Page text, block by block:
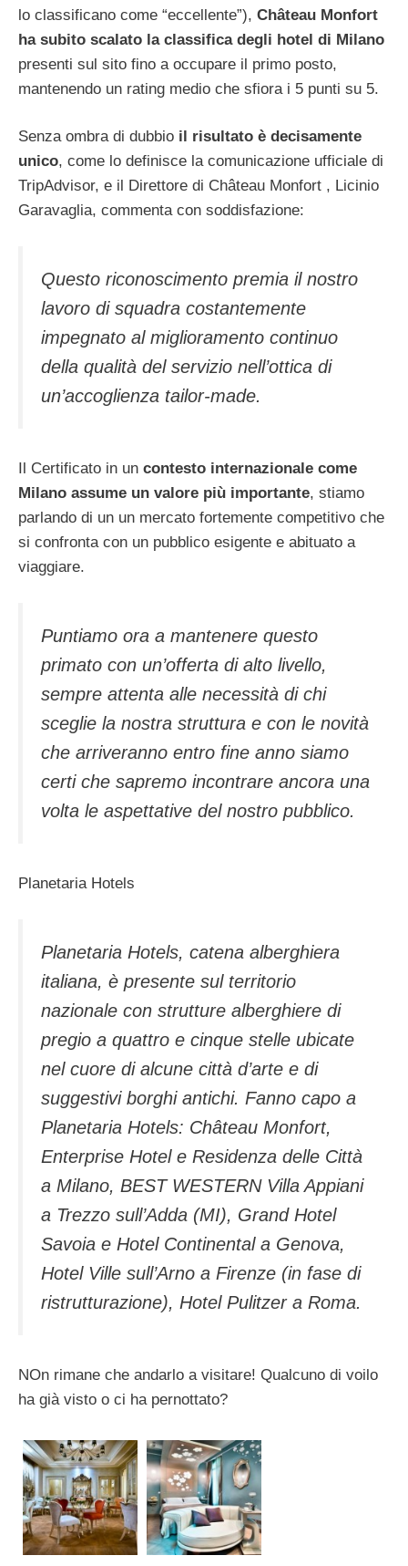
lo classificano come “eccellente”), Château Monfort
ha subito scalato la classifica degli hotel di Milano
presenti sul sito fino a occupare il primo posto,
mantenendo un rating medio che sfiora i 5 punti su 5.
Senza ombra di dubbio il risultato è decisamente
unico, come lo definisce la comunicazione ufficiale di
TripAdvisor, e il Direttore di Château Monfort , Licinio
Garavaglia, commenta con soddisfazione:
Questo riconoscimento premia il nostro
lavoro di squadra costantemente
impegnato al miglioramento continuo
della qualità del servizio nell’ottica di
un’accoglienza tailor-made.
Il Certificato in un contesto internazionale come
Milano assume un valore più importante, stiamo
parlando di un un mercato fortemente competitivo che
si confronta con un pubblico esigente e abituato a
viaggiare.
Puntiamo ora a mantenere questo
primato con un’offerta di alto livello,
sempre attenta alle necessità di chi
sceglie la nostra struttura e con le novità
che arriveranno entro fine anno siamo
certi che sapremo incontrare ancora una
volta le aspettative del nostro pubblico.
Planetaria Hotels
Planetaria Hotels, catena alberghiera
italiana, è presente sul territorio
nazionale con strutture alberghiere di
pregio a quattro e cinque stelle ubicate
nel cuore di alcune città d’arte e di
suggestivi borghi antichi. Fanno capo a
Planetaria Hotels: Château Monfort,
Enterprise Hotel e Residenza delle Città
a Milano, BEST WESTERN Villa Appiani
a Trezzo sull’Adda (MI), Grand Hotel
Savoia e Hotel Continental a Genova,
Hotel Ville sull’Arno a Firenze (in fase di
ristrutturazione), Hotel Pulitzer a Roma.
NOn rimane che andarlo a visitare! Qualcuno di voilo
ha già visto o ci ha pernottato?